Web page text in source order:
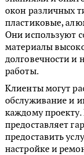
окон различных
пластиковые,
Они используют
материалы
долговечности и
работы.
Клиенты могут
обслуживание и
каждому
предоставляет
предоставить
настройке и